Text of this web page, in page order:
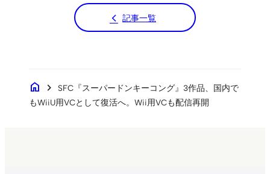
記事一覧
home chevron_right
SFC『スーパードンキーコング』3作品、国内で
もWiiU用VCとして復活へ。Wii用VCも配信再開